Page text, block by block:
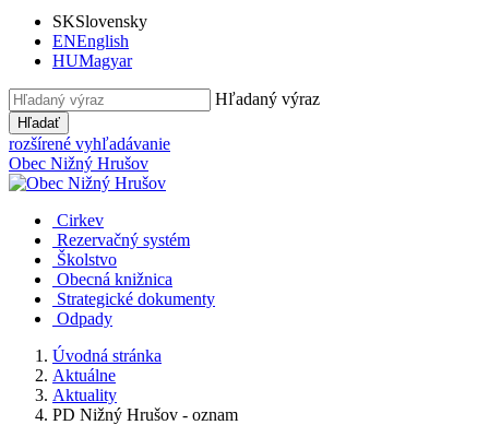
SKSlovensky
ENEnglish
HUMagyar
Hľadaný výraz
Hľadať
rozšírené vyhľadávanie
Obec Nižný Hrušov
Cirkev
Rezervačný systém
Školstvo
Obecná knižnica
Strategické dokumenty
Odpady
Úvodná stránka
Aktuálne
Aktuality
PD Nižný Hrušov - oznam